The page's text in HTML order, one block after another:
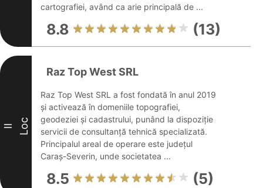
cartografiei, având ca arie principală de ...
8.8 (13)
II Loc
Raz Top West SRL
Raz Top West SRL a fost fondată în anul 2019
și activează în domeniile topografiei,
geodeziei și cadastrului, punând la dispoziție
servicii de consultanță tehnică specializată.
Principalul areal de operare este județul
Caraș-Severin, unde societatea ...
8.5 (5)